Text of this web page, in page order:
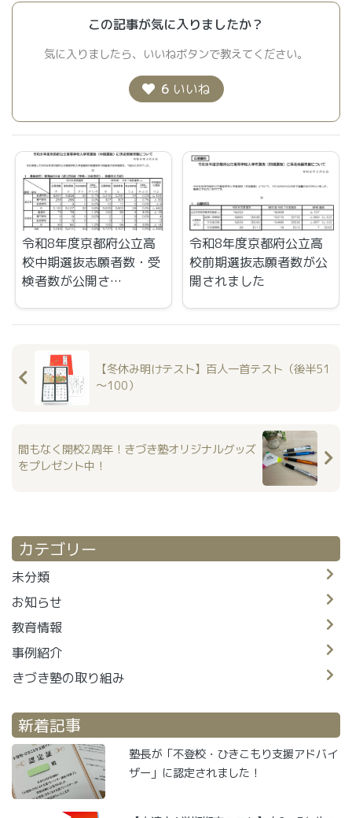
この記事が気に入りましたか？
気に入りましたら、いいねボタンで教えてください。
6 いいね
令和8年度京都府公立高
校中期選抜志願者数・受
検者数が公開さ…
令和8年度京都府公立高
校前期選抜志願者数が公
開されました
【冬休み明けテスト】百人一首テスト（後半51
～100）
間もなく開校2周年！きづき塾オリジナルグッズ
をプレゼント中！
カテゴリー
未分類
お知らせ
教育情報
事例紹介
きづき塾の取り組み
新着記事
塾長が「不登校・ひきこもり支援アドバイ
ザー」に認定されました！